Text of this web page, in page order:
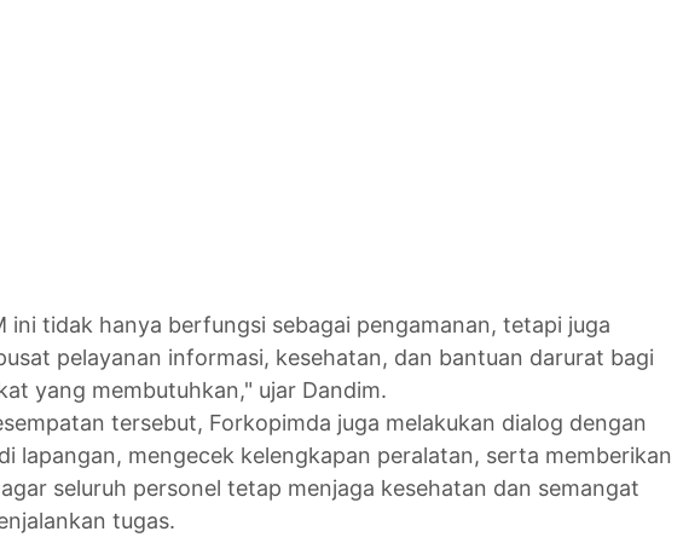
ini tidak hanya berfungsi sebagai pengamanan, tetapi juga
pelayanan informasi, kesehatan, dan bantuan darurat bagi
yang membutuhkan," ujar Dandim.
tersebut, Forkopimda juga melakukan dialog dengan
lapangan, mengecek kelengkapan peralatan, serta memberikan
seluruh personel tetap menjaga kesehatan dan semangat
tugas.